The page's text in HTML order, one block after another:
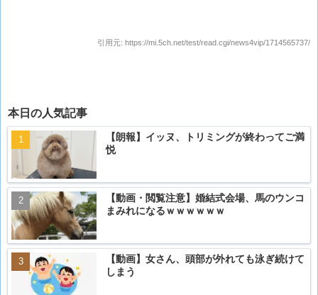
引用元: https://mi.5ch.net/test/read.cgi/news4vip/1714565737/
本日の人気記事
【朗報】イッヌ、トリミングが終わってご満
悦
【動画・閲覧注意】婚結式会場、馬のウンコ
まみれになるｗｗｗｗｗｗ
【動画】女さん、頭部が外れても泳ぎ続けて
しまう